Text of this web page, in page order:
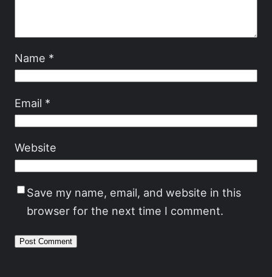
Name *
Email *
Website
Save my name, email, and website in this
browser for the next time I comment.